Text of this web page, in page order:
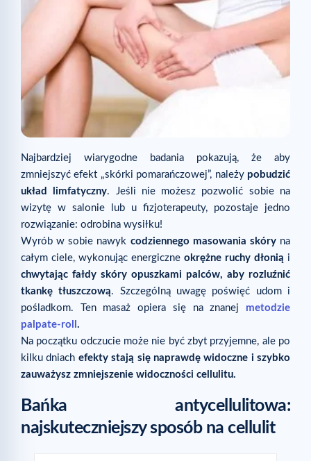
Najbardziej wiarygodne badania pokazują, że aby
zmniejszyć efekt „skórki pomarańczowej”, należy pobudzić
układ limfatyczny. Jeśli nie możesz pozwolić sobie na
wizytę w salonie lub u fizjoterapeuty, pozostaje jedno
rozwiązanie: odrobina wysiłku!
Wyrób w sobie nawyk codziennego masowania skóryna
całym ciele, wykonując energiczne okrężne ruchy dłonią i
chwytając fałdy skóry opuszkami palców, aby rozluźnić
tkankę tłuszczową. Szczególną uwagę poświęć udom i
pośladkom. Ten masaż opiera się na znanej metodzie
palpate-roll .
Na początku odczucie może nie być zbyt przyjemne, ale po
kilku dniach efekty stają się naprawdę widoczne i szybko
zauważysz zmniejszenie widoczności cellulitu.
Bańka antycellulitowa:
najskuteczniejszy sposób na cellulit